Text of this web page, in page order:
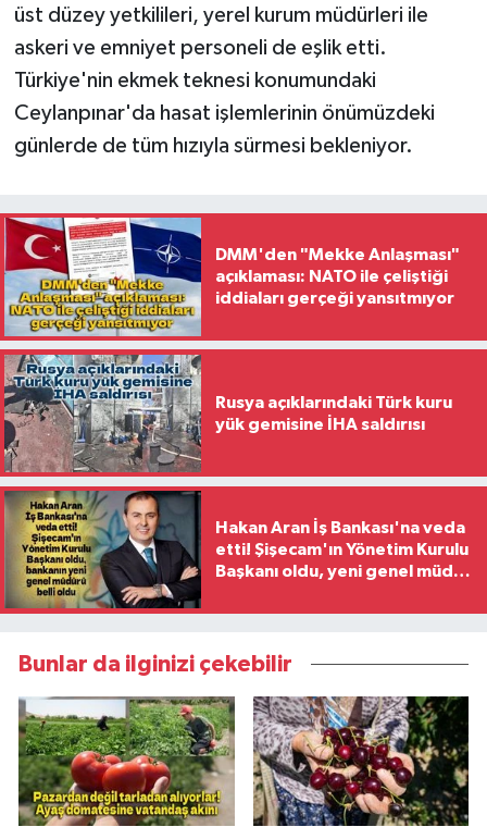
üst düzey yetkilileri, yerel kurum müdürleri ile
askeri ve emniyet personeli de eşlik etti.
Türkiye'nin ekmek teknesi konumundaki
Ceylanpınar'da hasat işlemlerinin önümüzdeki
günlerde de tüm hızıyla sürmesi bekleniyor.
DMM'den "Mekke Anlaşması"
açıklaması: NATO ile çeliştiği
iddiaları gerçeği yansıtmıyor
Rusya açıklarındaki Türk kuru
yük gemisine İHA saldırısı
Hakan Aran İş Bankası'na veda
etti! Şişecam'ın Yönetim Kurulu
Başkanı oldu, yeni genel müdür
Bunlar da ilginizi çekebilir